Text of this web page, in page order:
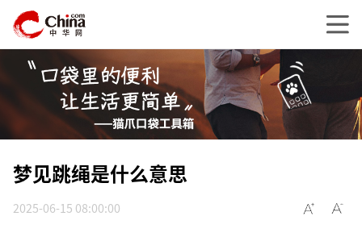
梦见跳绳是什么意思
2025-06-15 08:00:00